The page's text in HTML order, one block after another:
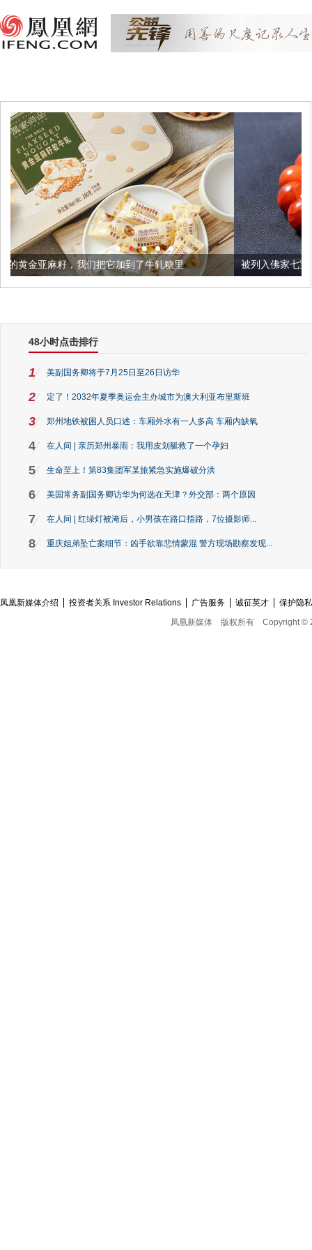
它加到了牛轧糖里 被列入佛家七宝的它到底有多美？
48小时点击排行
1 美副国务卿将于7月25日至26日访华
2 定了！2032年夏季奥运会主办城市为澳大利亚布里斯班
3 郑州地铁被困人员口述：车厢外水有一人多高 车厢内缺氧
4 在人间 | 亲历郑州暴雨：我用皮划艇救了一个孕妇
5 生命至上！第83集团军某旅紧急实施爆破分洪
6 美国常务副国务卿访华为何选在天津？外交部：两个原因
7 在人间 | 红绿灯被淹后，小男孩在路口指路，7位摄影师...
8 重庆姐弟坠亡案细节：凶手欲靠悲情蒙混 警方现场勘察发现...
凤凰新媒体介绍 投资者关系 Investor Relations 广告服务 诚征英才
保护隐
凤凰新媒体
版权所有 Copyright ©